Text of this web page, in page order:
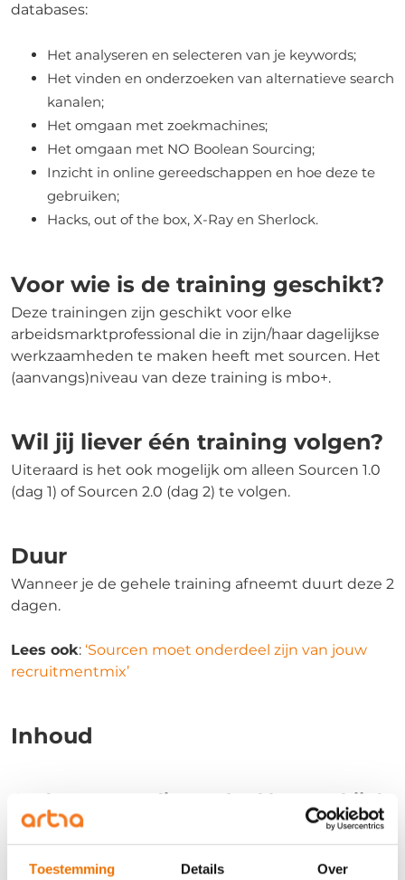
Toestemming Details Over
databases:
Het analyseren en selecteren van je keywords;
Het vinden en onderzoeken van alternatieve search
kanalen;
Het omgaan met zoekmachines;
Het omgaan met NO Boolean Sourcing;
Inzicht in online gereedschappen en hoe deze te
gebruiken;
Hacks, out of the box, X-Ray en Sherlock.
Voor wie is de training geschikt?
Deze trainingen zijn geschikt voor elke
arbeidsmarktprofessional die in zijn/haar dagelijkse
werkzaamheden te maken heeft met sourcen. Het
(aanvangs)niveau van deze training is mbo+.
Wil jij liever één training volgen?
Uiteraard is het ook mogelijk om alleen Sourcen 1.0
(dag 1) of Sourcen 2.0 (dag 2) te volgen.
Duur
Wanneer je de gehele training afneemt duurt deze 2
dagen.
Lees ook: ‘Sourcen moet onderdeel zijn van jouw
recruitmentmix’
Inhoud
Onderwerpen die aan bod komen bij de
training Sourcing Intelligence
Na afloop van deze training ben je in staat om: